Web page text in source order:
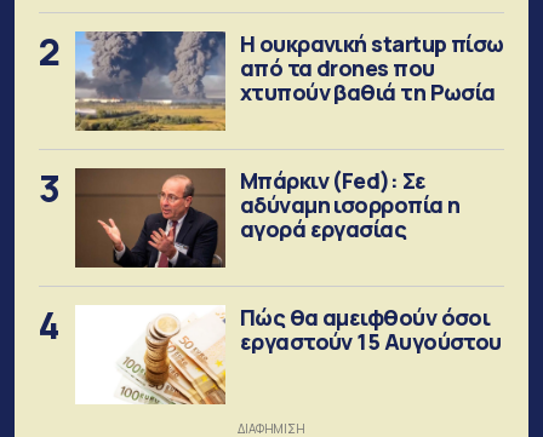
2
Η ουκρανική startup πίσω
από τα drones που
χτυπούν βαθιά τη Ρωσία
3
Μπάρκιν (Fed): Σε
αδύναμη ισορροπία η
αγορά εργασίας
4
Πώς θα αμειφθούν όσοι
εργαστούν 15 Αυγούστου